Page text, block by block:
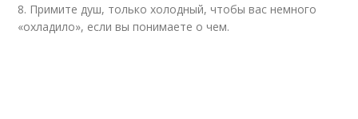
8. Примите душ, только холодный, чтобы вас немного
«охладило», если вы понимаете о чем.